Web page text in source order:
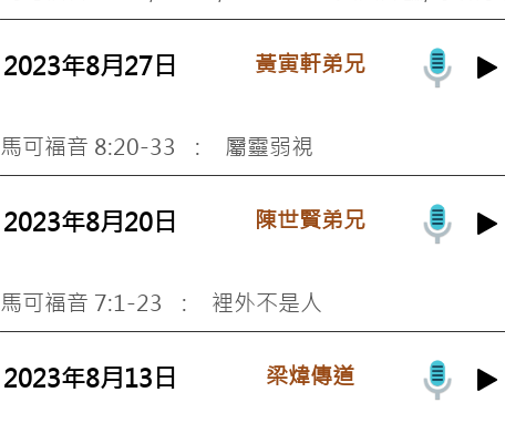
2023年8月27日 黃寅軒弟兄
馬可福音 8:20-33 : 屬靈弱視
2023年8月20日 陳世賢弟兄
馬可福音 7:1-23 : 裡外不是人
2023年8月13日 梁煒傳道